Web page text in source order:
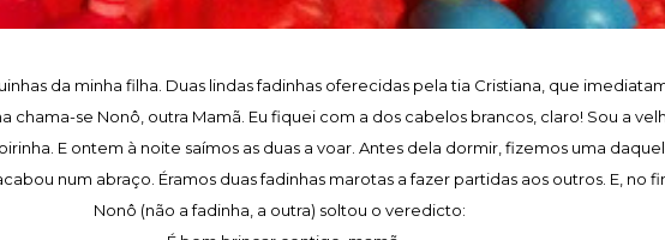
da minha filha. Duas lindas fadinhas oferecidas pela tia Cristiana, que
chama-se Nonô, outra Mamã. Eu fiquei com a dos cabelos brancos, claro! Sou a
E ontem à noite saímos as duas a voar. Antes dela dormir, fizemos uma
num abraço. Éramos duas fadinhas marotas a fazer partidas aos outros. E, no
Nonô (não a fadinha, a outra) soltou o veredicto: